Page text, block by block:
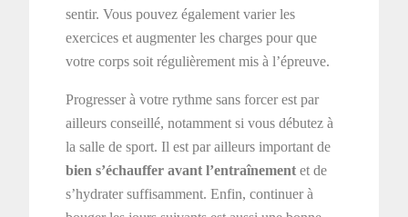
sentir. Vous pouvez également varier les
exercices et augmenter les charges pour que
votre corps soit régulièrement mis à l’épreuve.
Progresser à votre rythme sans forcer est par
ailleurs conseillé, notamment si vous débutez à
la salle de sport. Il est par ailleurs important de
bien s’échauffer avant l’entraînement et de
s’hydrater suffisamment. Enfin, continuer à